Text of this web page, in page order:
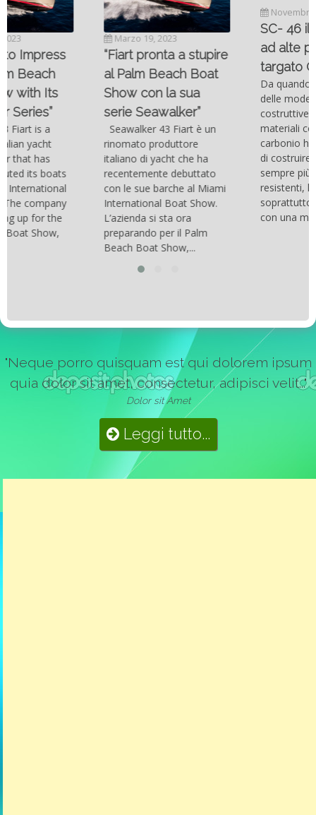
“Fiart pronta a stupire
al Palm Beach Boat
Show con la sua
serie Seawalker”
Seawalker 43 Fiart è un
rinomato produttore
italiano di yacht che ha
recentemente debuttato
con le sue barche al Miami
International Boat Show.
L’azienda si sta ora
preparando per il Palm
Beach Boat Show,...
Novembre 6, 2022
SC- 46 il catamarano
ad alte prestazioni
targato Outerlimits.
Da quando lo sviluppo
delle moderne tecnologie
costruttive e dei nuovi
materiali come la fibra di
carbonio hanno consentito
di costruire catamarani
sempre più belli, compatti,
resistenti, leggeri e
soprattutto stabili veloci
con una manovrabilità...
"Neque porro quisquam est qui dolorem ipsum
quia dolor sit amet, consectetur, adipisci velit..."
Dolor sit Amet
Leggi tutto...